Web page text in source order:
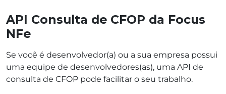
API Consulta de CFOP da Focus
NFe
Se você é desenvolvedor(a) ou a sua empresa possui
uma equipe de desenvolvedores(as), uma API de
consulta de CFOP pode facilitar o seu trabalho.